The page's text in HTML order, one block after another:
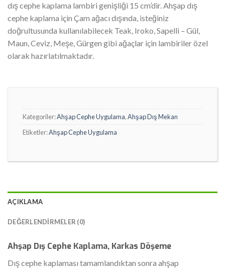
dış cephe kaplama lambiri genişliği 15 cm’dir. Ahşap dış
cephe kaplama için Çam ağacı dışında, isteğiniz
doğrultusunda kullanılabilecek Teak, Iroko, Sapelli – Gül,
Maun, Ceviz, Meşe, Gürgen gibi ağaçlar için lambiriler özel
olarak hazırlatılmaktadır.
Kategoriler:Ahşap Cephe Uygulama,Ahşap Dış Mekan
Etiketler:Ahşap Cephe Uygulama
AÇIKLAMA
DEĞERLENDIRMELER (0)
Ahşap Dış Cephe Kaplama, Karkas Döşeme
Dış cephe kaplaması tamamlandıktan sonra ahşap